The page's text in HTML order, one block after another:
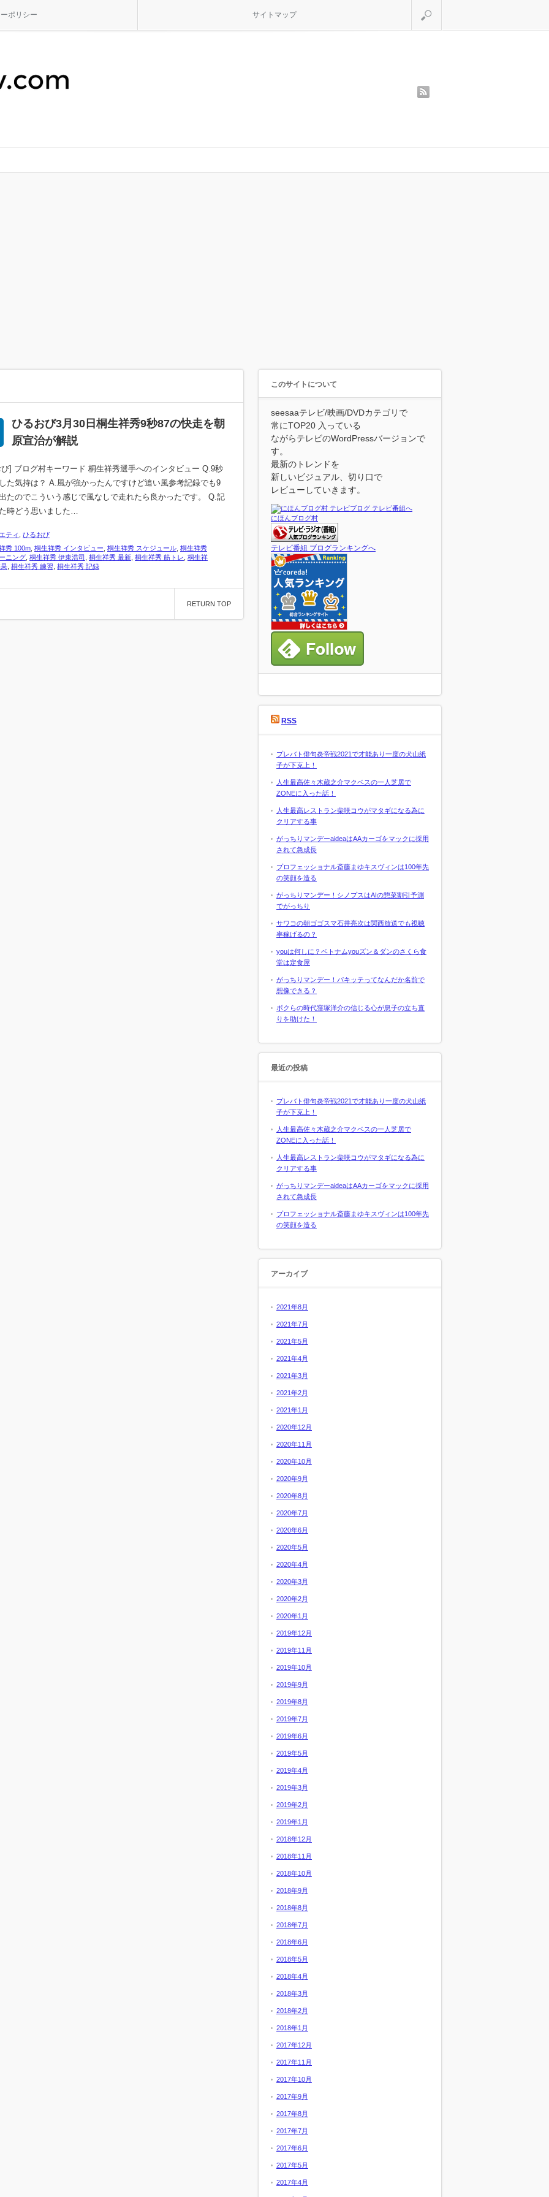
ポリシー サイトマップ
ひるおび3月30日桐生祥秀9秒87の快走を朝
原宣治が解説
び] ブログ村キーワード 桐生祥秀選手へのインタビュー Q.9秒
た気持は？ A.風が強かったんですけど追い風参考記録でも9
たのでこういう感じで風なしで走れたら良かったです。 Q.記
時どう思いました…
ティ
ひるおび
秀 100m 桐生祥秀 インタビュー 桐生祥秀 スケジュール 桐生祥秀
ニング 桐生祥秀 伊東浩司 桐生祥秀 最新 桐生祥秀 筋トレ 桐生祥
桐生祥秀 練習 桐生祥秀 記録
RETURN TOP
このサイトについて
seesaaテレビ/映画/DVDカテゴリで
常にTOP20 入っている
ながらテレビのWordPressバージョンで
す。
最新のトレンドを
新しいビジュアル、切り口で
レビューしていきます。
にほんブログ村
テレビ番組 ブログランキングへ
RSS
プレバト俳句炎帝戦2021で才能あり一度の犬山紙
子が下克上！
人生最高佐々木蔵之介マクベスの一人芝居で
ZONEに入った話！
人生最高レストラン柴咲コウがマタギになる為に
クリアする事
がっちりマンデーaideaはAAカーゴをマックに採用
されて急成長
プロフェッショナル斎藤まゆキスヴィンは100年先
の笑顔を造る
がっちりマンデー！シノプスはAIの惣菜割引予測
でがっちり
サワコの朝ゴゴスマ石井亮次は関西放送でも視聴
率稼げるの？
youは何しに？ベトナムyouズン＆ダンのさくら食
堂は定食屋
がっちりマンデー！パキッテってなんだか名前で
想像できる？
ボクらの時代窪塚洋介の信じる心が息子の立ち直
りを助けた！
最近の投稿
プレバト俳句炎帝戦2021で才能あり一度の犬山紙
子が下克上！
人生最高佐々木蔵之介マクベスの一人芝居で
ZONEに入った話！
人生最高レストラン柴咲コウがマタギになる為に
クリアする事
がっちりマンデーaideaはAAカーゴをマックに採用
されて急成長
プロフェッショナル斎藤まゆキスヴィンは100年先
の笑顔を造る
アーカイブ
2021年8月
2021年7月
2021年5月
2021年4月
2021年3月
2021年2月
2021年1月
2020年12月
2020年11月
2020年10月
2020年9月
2020年8月
2020年7月
2020年6月
2020年5月
2020年4月
2020年3月
2020年2月
2020年1月
2019年12月
2019年11月
2019年10月
2019年9月
2019年8月
2019年7月
2019年6月
2019年5月
2019年4月
2019年3月
2019年2月
2019年1月
2018年12月
2018年11月
2018年10月
2018年9月
2018年8月
2018年7月
2018年6月
2018年5月
2018年4月
2018年3月
2018年2月
2018年1月
2017年12月
2017年11月
2017年10月
2017年9月
2017年8月
2017年7月
2017年6月
2017年5月
2017年4月